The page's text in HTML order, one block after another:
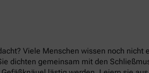
Viele Menschen wissen noch
dichten gemeinsam mit den